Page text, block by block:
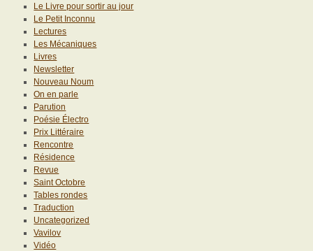
Le Livre pour sortir au jour
Le Petit Inconnu
Lectures
Les Mécaniques
Livres
Newsletter
Nouveau Noum
On en parle
Parution
Poésie Électro
Prix Littéraire
Rencontre
Résidence
Revue
Saint Octobre
Tables rondes
Traduction
Uncategorized
Vavilov
Vidéo